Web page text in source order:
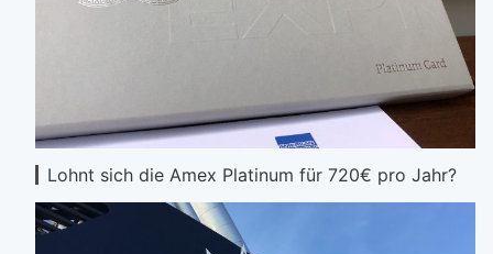
Lohnt sich die Amex Platinum für 720€ pro Jahr?